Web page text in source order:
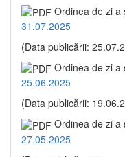
Ordinea de zi a
31.07.2025
(Data publicării:
Ordinea de zi a
25.06.2025
(Data publicării:
Ordinea de zi a
27.05.2025